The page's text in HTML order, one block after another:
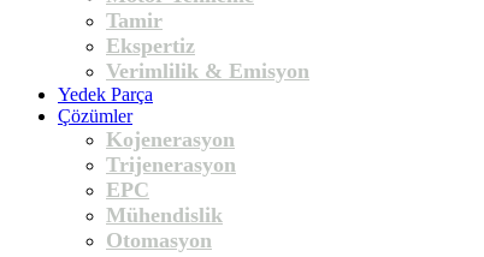
Tamir
Ekspertiz
Verimlilik & Emisyon
Yedek Parça
Çözümler
Kojenerasyon
Trijenerasyon
EPC
Mühendislik
Otomasyon